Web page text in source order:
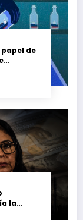
de
la